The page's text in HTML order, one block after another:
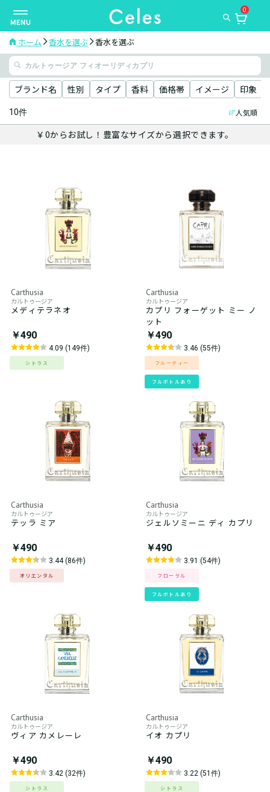
ナ
ビ
ゲ
ー
シ
ョ
ン
を
0
ホーム 香水を選ぶ 香水を選ぶ
ブランド名 性別 タイプ 香料 価格帯 イメージ 印象
10件 人気順
￥0からお試し！豊富なサイズから選択できます。
Carthusia
カルトゥージア
メディテラネオ
￥490
4.09 (149件)
シトラス
Carthusia
カルトゥージア
カプリ フォーゲット ミー ノ
ット
￥490
3.46 (55件)
フルーティー
フルボトルあり
Carthusia
カルトゥージア
テッラ ミア
￥490
3.44 (86件)
オリエンタル
Carthusia
カルトゥージア
ジェルソミーニ ディ カプリ
￥490
3.91 (54件)
フローラル
フルボトルあり
Carthusia
カルトゥージア
ヴィア カメレーレ
￥490
3.42 (32件)
シトラス
Carthusia
カルトゥージア
イオ カプリ
￥490
3.22 (51件)
シトラス